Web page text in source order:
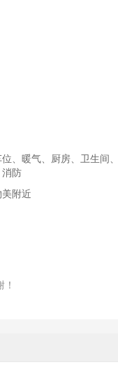
、暖气、厨房、卫生间
消防
附近